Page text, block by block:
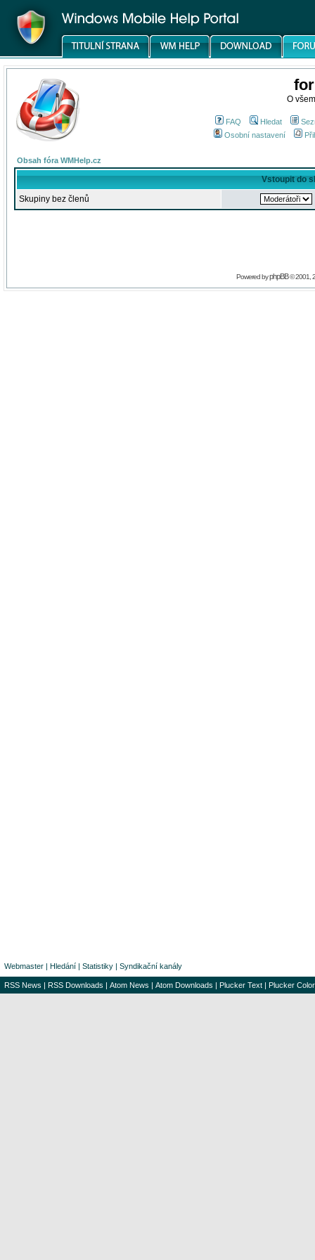
O
FAQ Hledat
Osobní nastavení
Obsah fóra WMHelp.cz
Vstoupit do
Skupiny bez členů
Powered byphpBB© 2001,
Webmaster | Hledání | Statistiky | Syndikační kanály
RSS News | RSS Downloads | Atom News | Atom Downloads | Plucker Text | Plucker Color